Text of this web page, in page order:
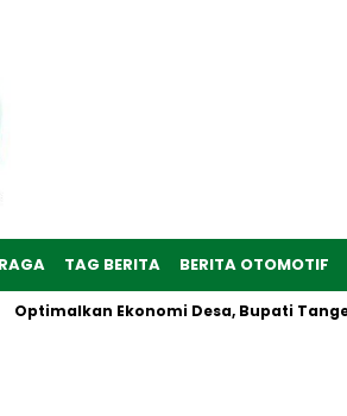
TAG BERITA BERITA OTOMOTIF
Ekonomi Desa, Bupati